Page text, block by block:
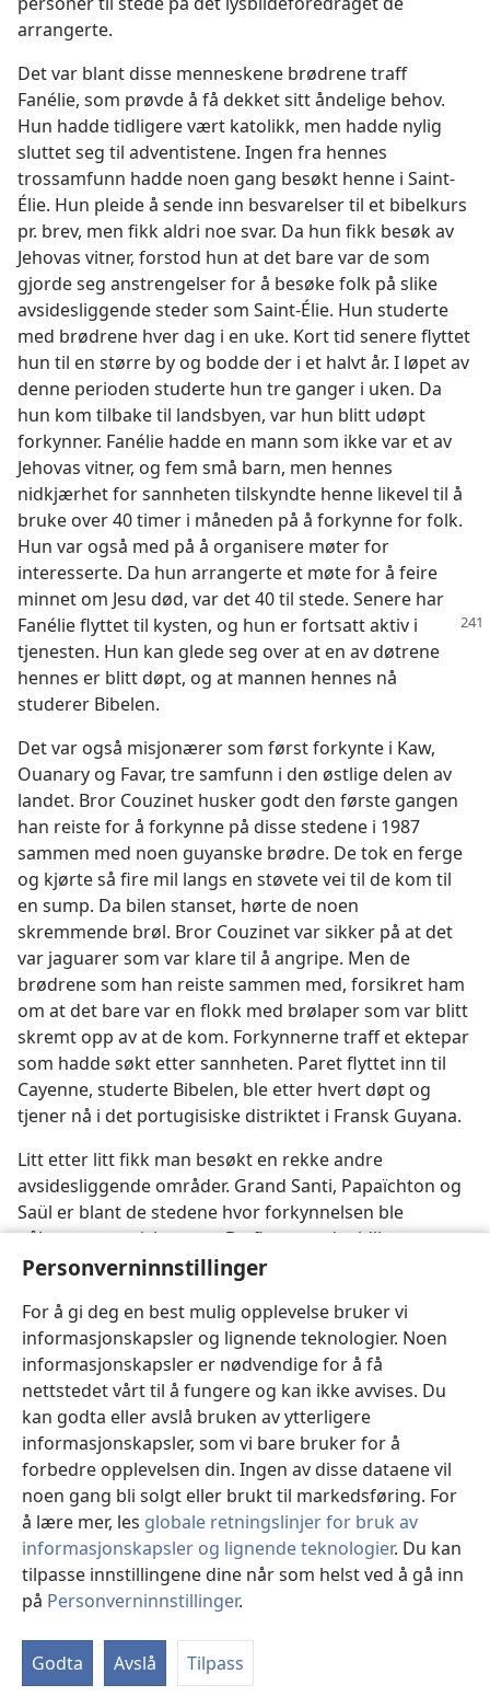
Personverninnstillinger
For å gi deg en best mulig opplevelse bruker vi
informasjonskapsler og lignende teknologier. Noen
informasjonskapsler er nødvendige for å få
nettstedet vårt til å fungere og kan ikke avvises. Du
kan godta eller avslå bruken av ytterligere
informasjonskapsler, som vi bare bruker for å
forbedre opplevelsen din. Ingen av disse dataene vil
noen gang bli solgt eller brukt til markedsføring. For
å lære mer, les globale retningslinjer for bruk av
informasjonskapsler og lignende teknologier. Du kan
tilpasse innstillingene dine når som helst ved å gå inn
på Personverninnstillinger.
Godta Avslå Tilpass
arrangerte.
Det var blant disse menneskene brødrene traff
Fanélie, som prøvde å få dekket sitt åndelige behov.
Hun hadde tidligere vært katolikk, men hadde nylig
sluttet seg til adventistene. Ingen fra hennes
trossamfunn hadde noen gang besøkt henne i Saint-
Élie. Hun pleide å sende inn besvarelser til et bibelkurs
pr. brev, men fikk aldri noe svar. Da hun fikk besøk av
Jehovas vitner, forstod hun at det bare var de som
gjorde seg anstrengelser for å besøke folk på slike
avsidesliggende steder som Saint-Élie. Hun studerte
med brødrene hver dag i en uke. Kort tid senere flyttet
hun til en større by og bodde der i et halvt år. I løpet av
denne perioden studerte hun tre ganger i uken. Da
hun kom tilbake til landsbyen, var hun blitt udøpt
forkynner. Fanélie hadde en mann som ikke var et av
Jehovas vitner, og fem små barn, men hennes
nidkjærhet for sannheten tilskyndte henne likevel til å
bruke over 40 timer i måneden på å forkynne for folk.
Hun var også med på å organisere møter for
interesserte. Da hun arrangerte et møte for å feire
minnet om Jesu død, var det 40 til stede. Senere har
Fanélie flyttet til kysten, og hun er fortsattaktiv i
tjenesten. Hun kan glede seg over at en av døtrene
hennes er blitt døpt, og at mannen hennes nå
studerer Bibelen.
Det var også misjonærer som først forkynte i Kaw,
Ouanary og Favar, tre samfunn i den østlige delen av
landet. Bror Couzinet husker godt den første gangen
han reiste for å forkynne på disse stedene i 1987
sammen med noen guyanske brødre. De tok en ferge
og kjørte så fire mil langs en støvete vei til de kom til
en sump. Da bilen stanset, hørte de noen
skremmende brøl. Bror Couzinet var sikker på at det
var jaguarer som var klare til å angripe. Men de
brødrene som han reiste sammen med, forsikret ham
om at det bare var en flokk med brølaper som var blitt
skremt opp av at de kom. Forkynnerne traff et ektepar
som hadde søkt etter sannheten. Paret flyttet inn til
Cayenne, studerte Bibelen, ble etter hvert døpt og
tjener nå i det portugisiske distriktet i Fransk Guyana.
Litt etter litt fikk man besøkt en rekke andre
avsidesliggende områder. Grand Santi, Papaïchton og
Saül er blant de stedene hvor forkynnelsen ble
påbegynt av misjonærer. De fleste av de tidligere
uberørte distriktene får nå regelmessig besøk av
Forkynnelsen i Maripasoula
I Maripasoula, en viktig landsby ved elven Maronis
øvre løp, ble budskapet om Riket forkynt allerede i
1963. Adrien Jean-Marie, som på det tidspunktet
studerte Bibelen, måttedra dit tre ganger i året i
forbindelse med arbeidet. Han boblet over av
begeistring over sannheten, så han benyttet sjansen til
å avlegge et grundig vitnesbyrd og leverte hver gang
mye bibelsk litteratur.
Det var etter hvert også andre som forkynte i
med de sranantalende innbyggerne. Sranan, eller taki-
taki, som lokalbefolkningen kaller språket, bygger på